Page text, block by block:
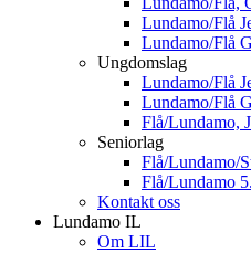
Lundamo/Flå
Lundamo/Flå
Ungdomslag
Lundamo/Flå
Lundamo/Flå
Flå/Lundamo,
Seniorlag
Flå/Lundamo/
Flå/Lundamo
Kontakt oss
Lundamo IL
Om LIL